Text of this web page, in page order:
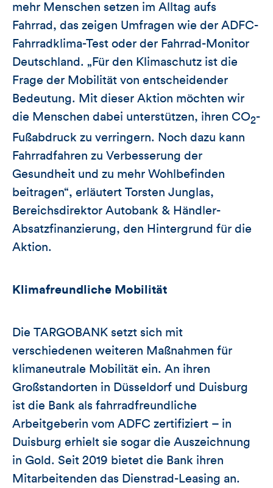
mehr Menschen setzen im Alltag aufs
Fahrrad, das zeigen Umfragen wie der ADFC-
Fahrradklima-Test oder der Fahrrad-Monitor
Deutschland. „Für den Klimaschutz ist die
Frage der Mobilität von entscheidender
Bedeutung. Mit dieser Aktion möchten wir
die Menschen dabei unterstützen, ihren CO2-
Fußabdruck zu verringern. Noch dazu kann
Fahrradfahren zu Verbesserung der
Gesundheit und zu mehr Wohlbefinden
beitragen“, erläutert Torsten Junglas,
Bereichsdirektor Autobank & Händler-
Absatzfinanzierung, den Hintergrund für die
Aktion.
Klimafreundliche Mobilität
Die TARGOBANK setzt sich mit
verschiedenen weiteren Maßnahmen für
klimaneutrale Mobilität ein. An ihren
Großstandorten in Düsseldorf und Duisburg
ist die Bank als fahrradfreundliche
Arbeitgeberin vom ADFC zertifiziert – in
Duisburg erhielt sie sogar die Auszeichnung
in Gold. Seit 2019 bietet die Bank ihren
Mitarbeitenden das Dienstrad-Leasing an.